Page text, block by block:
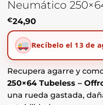
Neumático
€24,90
Recíbelo el 13 de
Recupera agarre y
250×64 Tubeless –
una rueda gastada,